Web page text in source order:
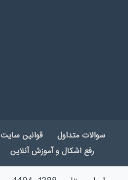
سوالات متداول
قوانین سایت
رفع اشکال و آموزش آنلاین